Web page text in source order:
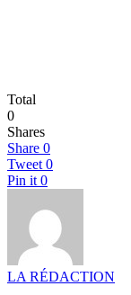
Total
0
Shares
Share 0
Tweet 0
Pin it 0
LA RÉDACTION